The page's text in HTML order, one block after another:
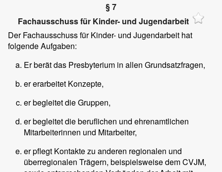
§ 7
Fachausschuss für Kinder- und Jugendarbeit
Der Fachausschuss für Kinder- und Jugendarbeit hat
folgende Aufgaben:
Er berät das Presbyterium in allen Grundsatzfragen,
er erarbeitet Konzepte,
er begleitet die Gruppen,
er begleitet die beruflichen und ehrenamtlichen
Mitarbeiterinnen und Mitarbeiter,
er pflegt Kontakte zu anderen regionalen und
überregionalen Trägern, beispielsweise dem CVJM,